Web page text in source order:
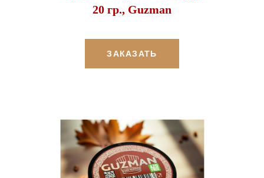
20 гр., Guzman
ЗАКАЗАТЬ